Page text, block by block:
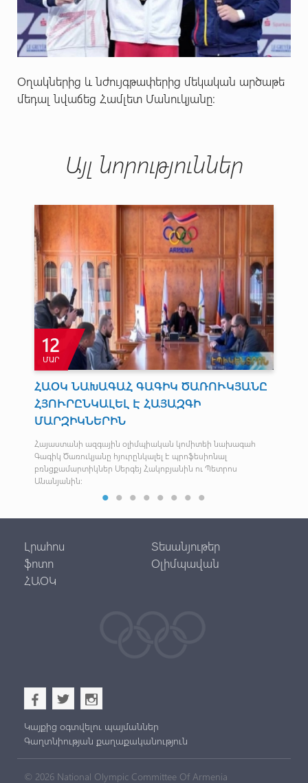
Օղակներից և նժույգթափերից մեկական արծաթե
մեդալ նվաճեց Համլետ Մանուկյանը:
Այլ նորություններ
12
ՄԱՐ
ՀԱՕԿ ՆԱԽԱԳԱՀ ԳԱԳԻԿ ԾԱՌՈՒԿՅԱՆԸ
ՀՅՈՒՐԸՆԿԱԼԵԼ Է ՀԱՅԱԶԳԻ
ՄԱՐԶԻԿՆԵՐԻՆ
Հայաստանի ազգային օլիմպիական կոմիտեի նախագահ
Գագիկ Ծառուկյանը հյուրընկալել է պրոֆեսիոնալ
բռնցքամարտիկներ Սերգեյ Հակոբյանին ու Պետրոս
Անանյանին:
Լրահոս
Տեսանյութեր
ֆոտո
Օլիմպավան
ՀԱՕԿ
b a x
Կայքից օգտվելու պայմաններ
Գաղտնիության քաղաքականություն
© 2026 National Olympic Committee Of Armenia